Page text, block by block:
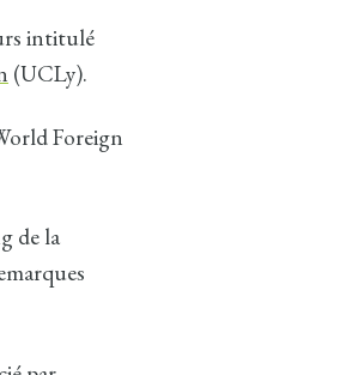
intitulé
(UCLy).
Foreign
de la